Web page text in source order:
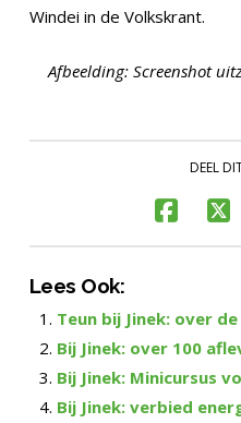
Windei in de Volkskrant.
Afbeelding: Screenshot
DEEL
Lees Ook:
Teun bij Jinek: over
Bij Jinek: over 100
Bij Jinek: Minicursus
Bij Jinek: verbied